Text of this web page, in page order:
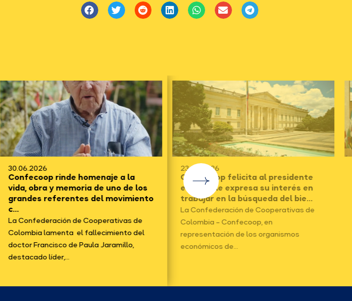
30.06.2026
Confecoop rinde homenaje a la
vida, obra y memoria de uno de los
grandes referentes del movimiento
c...
La Confederación de Cooperativas de
Colombia lamenta el fallecimiento del
doctor Francisco de Paula Jaramillo,
destacado líder,...
23.06.2026
Confecoop felicita al presidente
electo y le expresa su interés en
trabajar en la búsqueda del bie...
La Confederación de Cooperativas de
Colombia – Confecoop, en
representación de los organismos
económicos de...